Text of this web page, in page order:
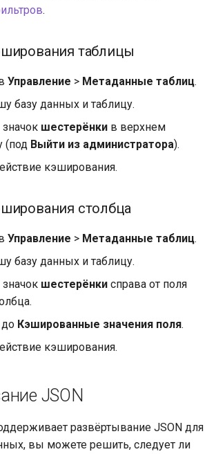
.
таблицы
Управление > Метаданные таблиц.
базу данных и таблицу.
шестерёнки в верхнем
(под Выйти из администратора).
кэширования.
столбца
Управление > Метаданные таблиц.
базу данных и таблицу.
шестерёнки справа от поля
до Кэшированные значения поля.
кэширования.
JSON
развёртывание JSON для
вы можете решить, следует ли